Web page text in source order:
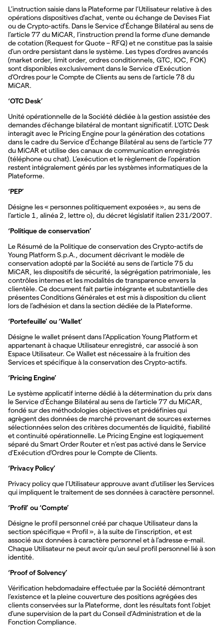
L’instruction saisie dans la Plateforme par l’Utilisateur relative à des
opérations dispositives d’achat, vente ou échange de Devises Fiat
ou de Crypto-actifs. Dans le Service d’Échange Bilatéral au sens de
l’article 77 du MiCAR, l’instruction prend la forme d’une demande
de cotation (Request for Quote – RFQ) et ne constitue pas la saisie
d’un ordre persistant dans le système. Les types d’ordres avancés
(market order, limit order, ordres conditionnels, GTC, IOC, FOK)
sont disponibles exclusivement dans le Service d’Exécution
d’Ordres pour le Compte de Clients au sens de l’article 78 du
MiCAR.
‘OTC Desk’
Unité opérationnelle de la Société dédiée à la gestion assistée des
demandes d’échange bilatéral de montant significatif. L’OTC Desk
interagit avec le Pricing Engine pour la génération des cotations
dans le cadre du Service d’Échange Bilatéral au sens de l’article 77
du MiCAR et utilise des canaux de communication enregistrés
(téléphone ou chat). L’exécution et le règlement de l’opération
restent intégralement gérés par les systèmes informatiques de la
Plateforme.
‘PEP’
Désigne les « personnes politiquement exposées », au sens de
l’article 1, alinéa 2, lettre o), du décret législatif italien 231/2007.
‘Politique de conservation’
Le Résumé de la Politique de conservation des Crypto-actifs de
Young Platform S.p.A., document décrivant le modèle de
conservation adopté par la Société au sens de l’article 75 du
MiCAR, les dispositifs de sécurité, la ségrégation patrimoniale, les
contrôles internes et les modalités de transparence envers la
clientèle. Ce document fait partie intégrante et substantielle des
présentes Conditions Générales et est mis à disposition du client
lors de l’adhésion et dans la section dédiée de la Plateforme.
‘Portefeuille’ ou ‘Wallet’
Désigne le wallet présent dans l’Application Young Platform et
appartenant à chaque Utilisateur enregistré, car associé à son
Espace Utilisateur. Ce Wallet est nécessaire à la fruition des
Services et spécifique à la conservation des Crypto-actifs.
‘Pricing Engine’
Le système applicatif interne dédié à la détermination du prix dans
le Service d’Échange Bilatéral au sens de l’article 77 du MiCAR,
fondé sur des méthodologies objectives et prédéfinies qui
agrègent des données de marché provenant de sources externes
sélectionnées selon des critères documentés de liquidité, fiabilité
et continuité opérationnelle. Le Pricing Engine est logiquement
séparé du Smart Order Router et n’est pas activé dans le Service
d’Exécution d’Ordres pour le Compte de Clients.
‘Privacy Policy’
Privacy policy que l’Utilisateur approuve avant d’utiliser les Services
qui impliquent le traitement de ses données à caractère personnel.
‘Profil’ ou ‘Compte’
Désigne le profil personnel créé par chaque Utilisateur dans la
section spécifique « Profil », à la suite de l’inscription, et est
associé aux données à caractère personnel et à l’adresse e-mail.
Chaque Utilisateur ne peut avoir qu’un seul profil personnel lié à son
identité.
‘Proof of Solvency’
Vérification hebdomadaire effectuée par la Société démontrant
l’existence et la pleine couverture des positions agrégées des
clients conservées sur la Plateforme, dont les résultats font l’objet
d’une supervision de la part du Conseil d’Administration et de la
Fonction Compliance.